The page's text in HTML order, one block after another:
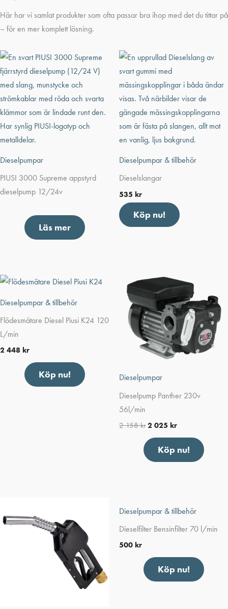
Här har vi samlat produkter som ofta passar bra ihop med det du tittar på
– för en mer komplett lösning.
Dieselpumpar
PIUSI 3000 Supreme appstyrd
dieselpump 12/24v
Läs mer
Dieselpumpar & tillbehör
Dieselslangar
535 kr
Köp nu!
Dieselpumpar & tillbehör
Flödesmätare Diesel Piusi K24 120
L/min
2 448 kr
Köp nu!
Dieselpumpar
Dieselpump Panther 230v
56l/min
2 158kr 2 025 kr
Köp nu!
Dieselpumpar & tillbehör
Dieselfilter Bensinfilter 70 l/min
500 kr
Köp nu!